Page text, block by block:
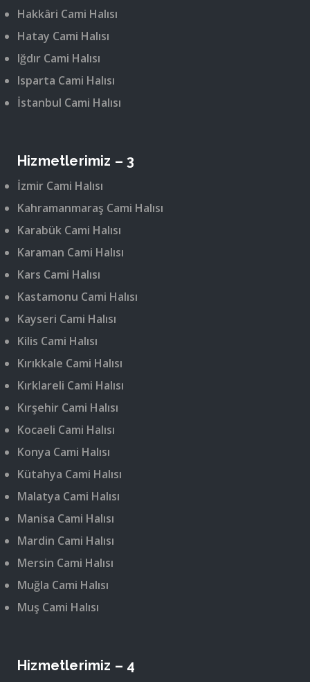
Hakkâri Cami Halısı
Hatay Cami Halısı
Iğdır Cami Halısı
Isparta Cami Halısı
İstanbul Cami Halısı
Hizmetlerimiz – 3
İzmir Cami Halısı
Kahramanmaraş Cami Halısı
Karabük Cami Halısı
Karaman Cami Halısı
Kars Cami Halısı
Kastamonu Cami Halısı
Kayseri Cami Halısı
Kilis Cami Halısı
Kırıkkale Cami Halısı
Kırklareli Cami Halısı
Kırşehir Cami Halısı
Kocaeli Cami Halısı
Konya Cami Halısı
Kütahya Cami Halısı
Malatya Cami Halısı
Manisa Cami Halısı
Mardin Cami Halısı
Mersin Cami Halısı
Muğla Cami Halısı
Muş Cami Halısı
Hizmetlerimiz – 4